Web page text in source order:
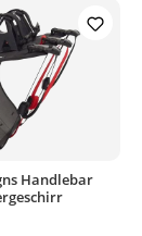
Handlebar